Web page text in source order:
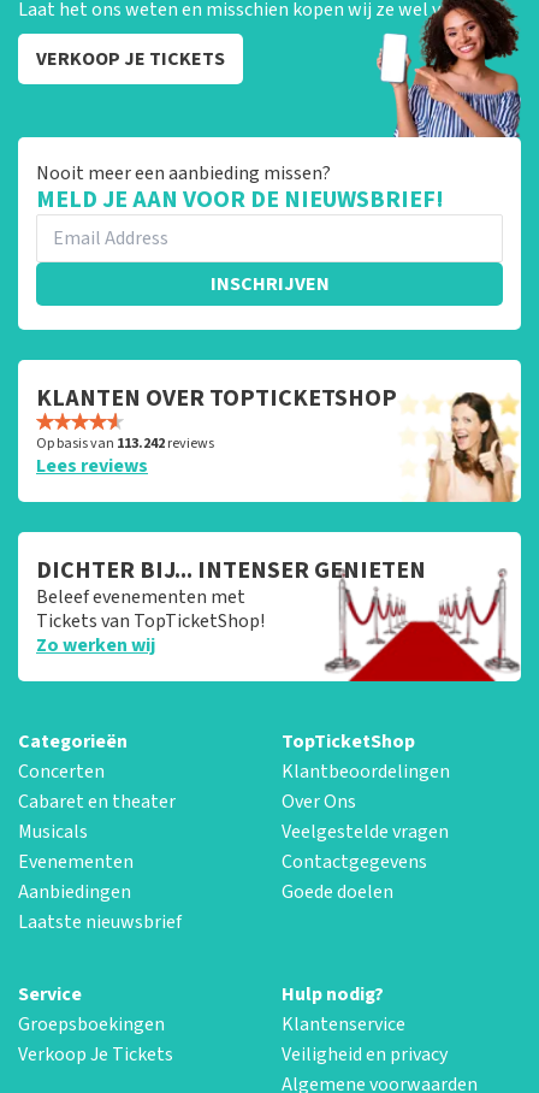
Laat het ons weten en misschien kopen wij ze wel van je!
VERKOOP JE TICKETS
Nooit meer een aanbieding missen?
MELD JE AAN VOOR DE NIEUWSBRIEF!
INSCHRIJVEN
KLANTEN OVER TOPTICKETSHOP
Op basis van 113.242reviews
Lees reviews
DICHTER BIJ... INTENSER GENIETEN
Beleef evenementen met
Tickets van TopTicketShop!
Zo werken wij
Categorieën
Concerten
Cabaret en theater
Musicals
Evenementen
Aanbiedingen
Laatste nieuwsbrief
TopTicketShop
Klantbeoordelingen
Over Ons
Veelgestelde vragen
Contactgegevens
Goede doelen
Service
Groepsboekingen
Verkoop Je Tickets
Hulp nodig?
Klantenservice
Veiligheid en privacy
Algemene voorwaarden